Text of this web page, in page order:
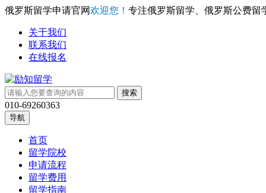
俄罗斯留学申请官网欢迎您！ 专注俄罗斯留学、俄罗斯公费留
关于我们
联系我们
在线报名
010-69260363
导航
首页
留学院校
申请流程
留学费用
留学指南